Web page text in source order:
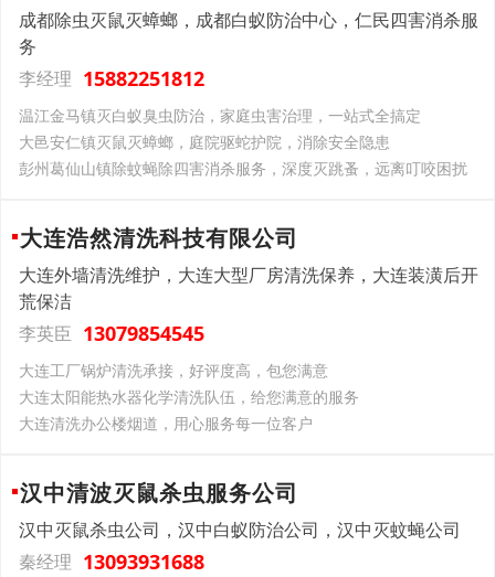
成都除虫灭鼠灭蟑螂，成都白蚁防治中心，仁民四害消杀服
务
李经理 15882251812
温江金马镇灭白蚁臭虫防治，家庭虫害治理，一站式全搞定
大邑安仁镇灭鼠灭蟑螂，庭院驱蛇护院，消除安全隐患
彭州葛仙山镇除蚊蝇除四害消杀服务，深度灭跳蚤，远离叮咬困扰
大连浩然清洗科技有限公司
大连外墙清洗维护，大连大型厂房清洗保养，大连装潢后开
荒保洁
李英臣 13079854545
大连工厂锅炉清洗承接，好评度高，包您满意
大连太阳能热水器化学清洗队伍，给您满意的服务
大连清洗办公楼烟道，用心服务每一位客户
汉中清波灭鼠杀虫服务公司
汉中灭鼠杀虫公司，汉中白蚁防治公司，汉中灭蚊蝇公司
秦经理 13093931688